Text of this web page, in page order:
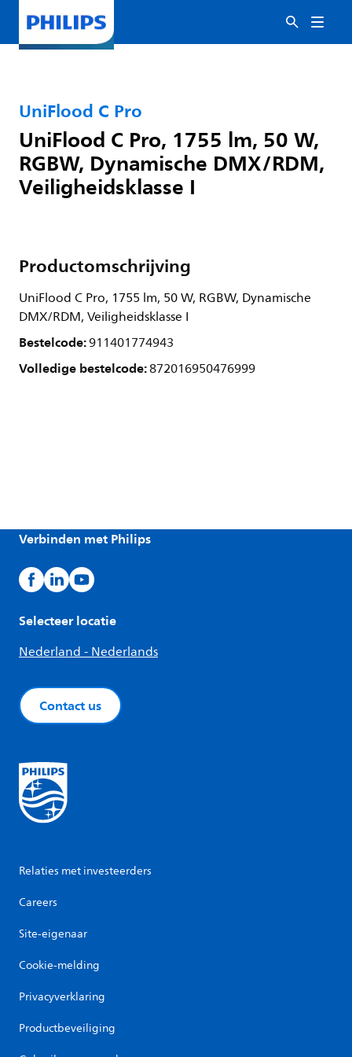
UniFlood C Pro
UniFlood C Pro, 1755 lm, 50 W,
RGBW, Dynamische DMX/RDM,
Veiligheidsklasse I
Productomschrijving
UniFlood C Pro, 1755 lm, 50 W, RGBW, Dynamische
DMX/RDM, Veiligheidsklasse I
Bestelcode:911401774943
Volledige bestelcode:872016950476999
Verbinden met Philips
Selecteer locatie
Nederland - Nederlands
Contact us
Relaties met investeerders
Careers
Site-eigenaar
Cookie-melding
Privacyverklaring
Productbeveiliging